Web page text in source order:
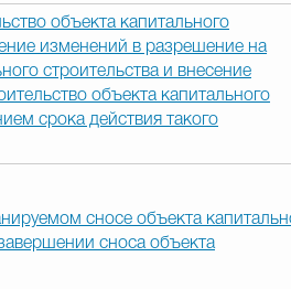
объекта капитального
изменений в разрешение на
строительства и внесение
объекта капитального
срока действия такого
сносе объекта
сноса объекта